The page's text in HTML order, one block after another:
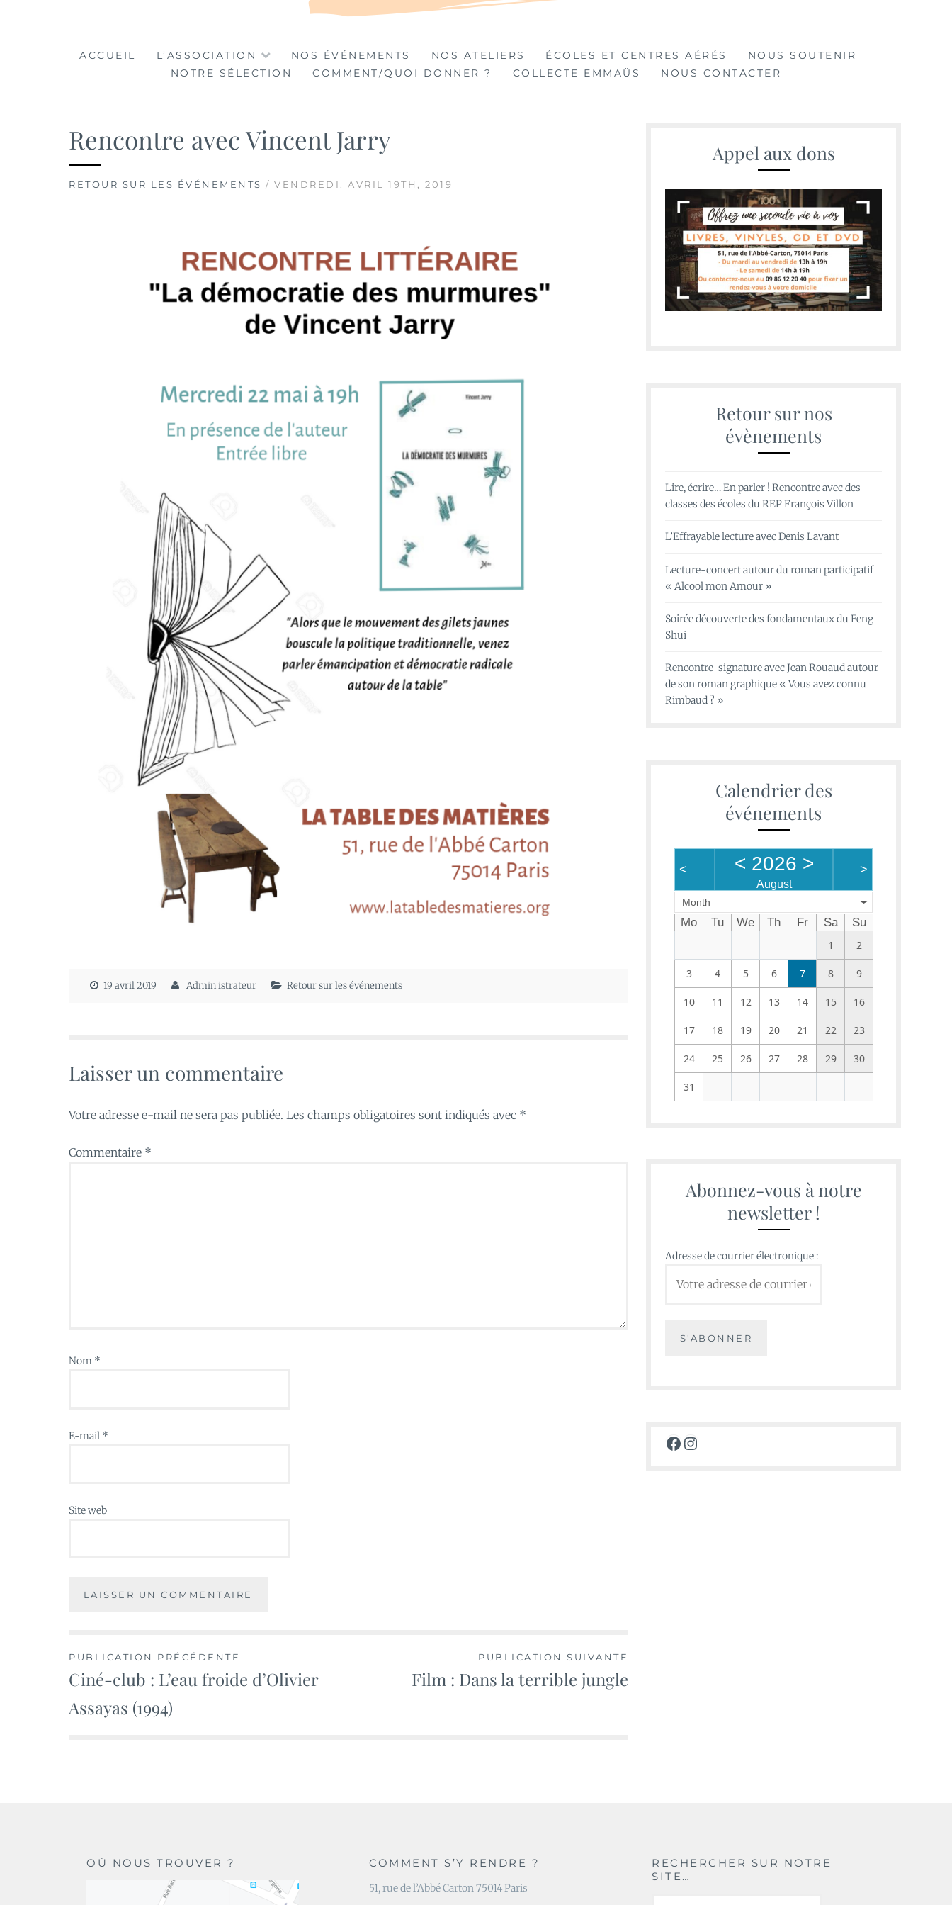
LA TABLE DES MATIÈRES
ACCUEIL L’ASSOCIATION NOS ÉVÉNEMENTS NOS ATELIERS ÉCOLES ET CENTRES AÉRÉS
NOUS SOUTENIR
NOTRE SÉLECTION
COMMENT/QUOI DONNER ? COLLECTE EMMAÜS NOUS CONTACTER
Rencontre avec Vincent Jarry
RETOUR SUR LES ÉVÉNEMENTS / VENDREDI, AVRIL 19TH, 2019
19 avril 2019 Admin istrateur Retour sur les événements
Laisser un commentaire
Votre adresse e-mail ne sera pas publiée. Les champs obligatoires sont indiqués avec *
Commentaire *
Nom *
E-mail *
Site web
Navigation
de
PUBLICATION PRÉCÉDENTE
Ciné-club : L’eau froide d’Olivier
Assayas (1994)
PUBLICATION SUIVANTE
Film : Dans la terrible jungle
Appel aux dons
Retour sur nos
évènements
Lire, écrire… En parler ! Rencontre avec des
classes des écoles du REP François Villon
L’Effrayable lecture avec Denis Lavant
Lecture-concert autour du roman participatif
« Alcool mon Amour »
Soirée découverte des fondamentaux du Feng
Shui
Rencontre-signature avec Jean Rouaud autour
de son roman graphique « Vous avez connu
Rimbaud ? »
Calendrier des
événements
< < 2026 >
August
>
Month
Mo Tu We Th Fr Sa
Su
1
2
3 4 5 6 7 8 9
10 11 12 13 14 15 16
17 18 19 20 21 22 23
24 25 26 27 28 29 30
31
Abonnez-vous à notre
newsletter !
Adresse de courrier électronique :
Facebook
Instagram
OÙ NOUS TROUVER ? COMMENT S’Y RENDRE ?
51, rue de l’Abbé Carton 75014 Paris
RECHERCHER SUR NOTRE
SITE…